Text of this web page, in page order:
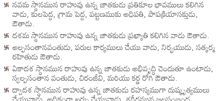
నవమ స్థానమున రాహువు ఉన్న జాతకుడు ప్రతికూల భావములు కలిగిన
వాడు, కులపెద్ద, గ్రామ పెద్ద, పట్టణముకు అధిపతి, పాపక్రియాసక్తుడు,
ఔతాడు.
దశమ స్థానమున రాహువు ఉన్న జాతకుడు ప్రఖ్యాతి కలిగిన వాడు ఔతాడు.
అల్పసంతానవంతుడు, పరుల కార్యములు చేయు వాడు, నిర్భయుడు, సత్కర్మ
రహితుడు ఔతాడు.
ఏకాదశ స్థానమున రాహువు ఉన్న జాతకుడు అభివృద్ధి చెందుతూ ఉంటాడు,
స్వల్పసంతాన వంతుడు, చిరంజీవి, మరియు కర్ణ రోగి ఔతాడు.
ద్వాదశ స్థానమున రాహువు ఉన్న జాతకుడు రహస్యముగా దుష్కృత్యములు